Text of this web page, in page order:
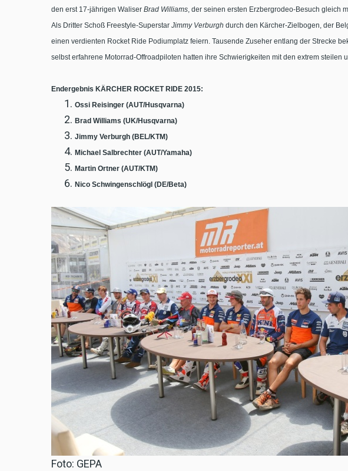
den erst 17-jährigen Waliser Brad Williams, der seinen ersten Erzbergrodeo-Besuch gleich
Als Dritter Schoß Freestyle-Superstar Jimmy Verburgh durch den Kärcher-Zielbogen, der
einen verdienten Rocket Ride Podiumplatz feiern. Tausende Zuseher entlang der Strecke
selbst erfahrene Motorrad-Offroadpiloten hatten ihre Schwierigkeiten mit den extrem steilen
Endergebnis KÄRCHER ROCKET RIDE 2015:
Ossi Reisinger (AUT/Husqvarna)
Brad Williams (UK/Husqvarna)
Jimmy Verburgh (BEL/KTM)
Michael Salbrechter (AUT/Yamaha)
Martin Ortner (AUT/KTM)
Nico Schwingenschlögl (DE/Beta)
Foto: GEPA